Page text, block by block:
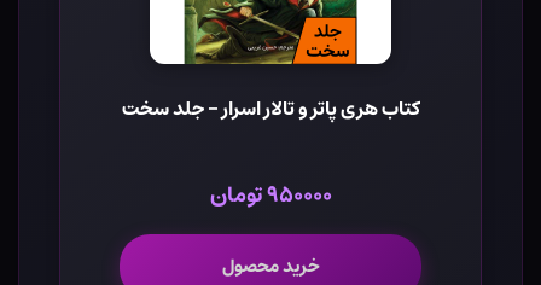
کتاب هری پاتر و تالار اسرار - جلد سخت
۹۵۰۰۰۰ تومان
خرید محصول